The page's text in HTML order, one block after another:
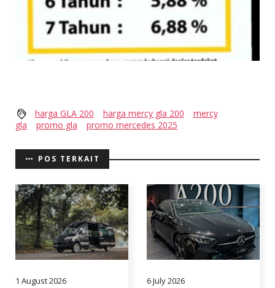
harga GLA 200 harga mercy gla 200
mercy
gla
promo gla promo mercedes 2025
POS TERKAIT
1 August 2026 6 July 2026